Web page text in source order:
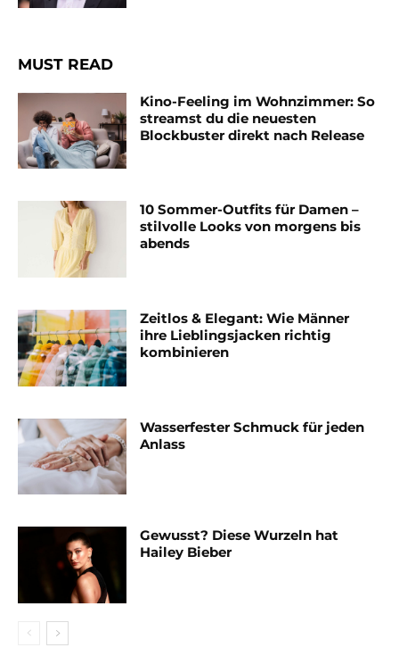
MUST READ
Kino-Feeling im Wohnzimmer: So
streamst du die neuesten
Blockbuster direkt nach Release
10 Sommer-Outfits für Damen –
stilvolle Looks von morgens bis
abends
Zeitlos & Elegant: Wie Männer
ihre Lieblingsjacken richtig
kombinieren
Wasserfester Schmuck für jeden
Anlass
Gewusst? Diese Wurzeln hat
Hailey Bieber